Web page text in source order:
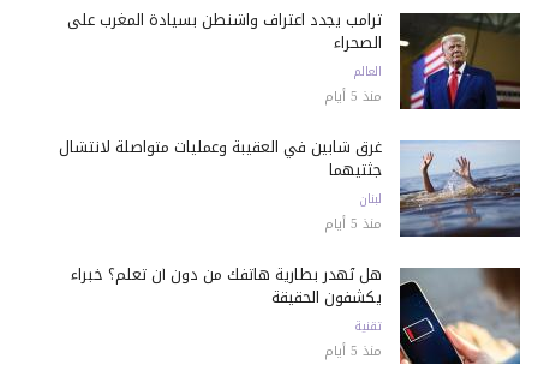
ترامب يجدد اعتراف واشنطن بسيادة المغرب على
الصحراء
العالم
منذ 5 أيام
غرق شابين في العقيبة وعمليات متواصلة لانتشال
جثتيهما
لبنان
منذ 5 أيام
هل تُهدر بطارية هاتفك من دون أن تعلم؟ خبراء
يكشفون الحقيقة
تقنية
منذ 5 أيام